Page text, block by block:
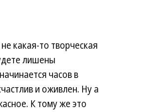
какая-то творческая
лишены
часов в
и оживлен. Ну а
К тому же это